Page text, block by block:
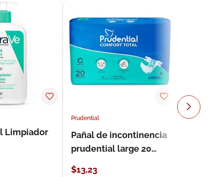
Limpiador
Prudential
Pañal de incontinencia
prudential large 20
$13,23